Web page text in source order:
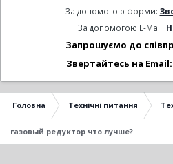
За допомогою форми:
За допомогою E-Mail:
Запрошуємо до
Звертайтесь на Email:
Головна Технічні питання
газовый редуктор что лучше?